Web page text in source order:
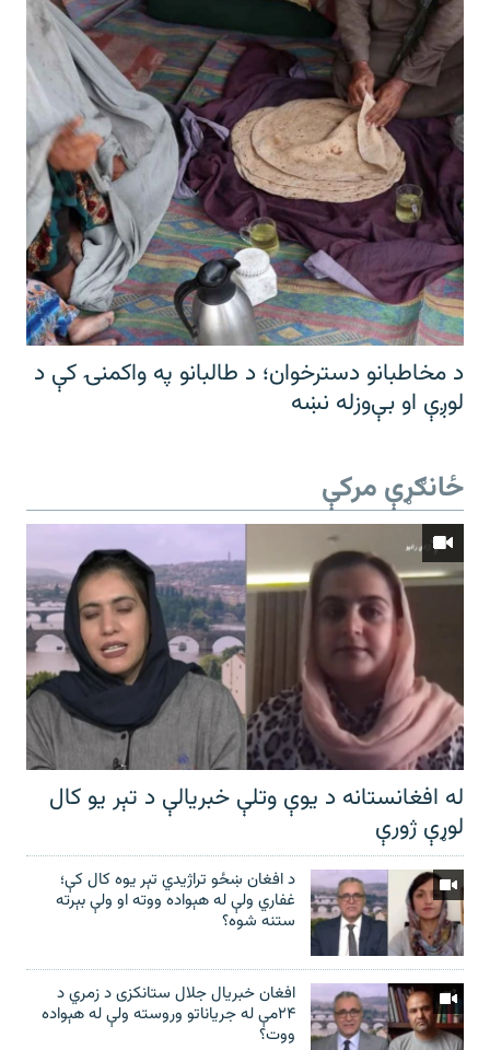
د مخاطبانو دسترخوان؛ د طالبانو په واکمنۍ کې د
لوږې او بې‌وزله نښه
ځانګړې مرکې
له افغانستانه د یوې وتلې خبریالې د تېر يو کال
لوړې ژورې
د افغان ښځو تراژیدي تېر یوه کال کې؛
غفاري ولې له هېواده ووته او ولې بېرته
ستنه شوه؟
افغان خبریال جلال ستانکزی د زمري د
۲۴مې له جریاناتو وروسته ولې له هېواده
ووت؟